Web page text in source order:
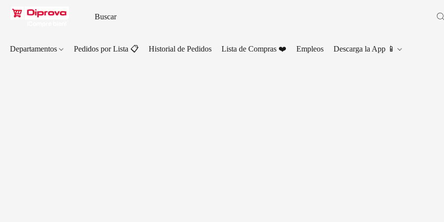
Departamentos Pedidos por Lista 📋 Historial de Pedidos Lista de Compras ❤️ Empleos Descarga la App 📱